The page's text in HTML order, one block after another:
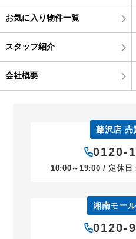
お気に入り物件一覧
スタッフ紹介
会社概要
藤沢店 売
0120-
10:00～19:00 / 定休日
湘南モー
0120-